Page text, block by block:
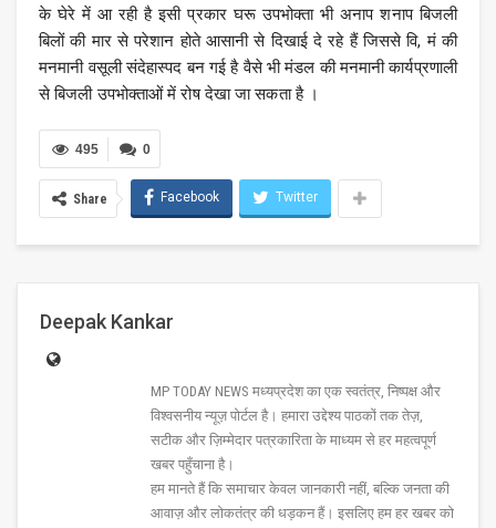
के घेरे में आ रही है इसी प्रकार घरू उपभोक्ता भी अनाप शनाप बिजली
बिलों की मार से परेशान होते आसानी से दिखाई दे रहे हैं जिससे वि, मं की
मनमानी वसूली संदेहास्पद बन गई है वैसे भी मंडल की मनमानी कार्यप्रणाली
से बिजली उपभोक्ताओं में रोष देखा जा सकता है ।
0
495
Share Facebook Twitter
Deepak Kankar
MP TODAY NEWS मध्यप्रदेश का एक स्वतंत्र, निष्पक्ष और
विश्वसनीय न्यूज़ पोर्टल है। हमारा उद्देश्य पाठकों तक तेज़,
सटीक और ज़िम्मेदार पत्रकारिता के माध्यम से हर महत्वपूर्ण
खबर पहुँचाना है।
हम मानते हैं कि समाचार केवल जानकारी नहीं, बल्कि जनता की
आवाज़ और लोकतंत्र की धड़कन हैं। इसलिए हम हर खबर को